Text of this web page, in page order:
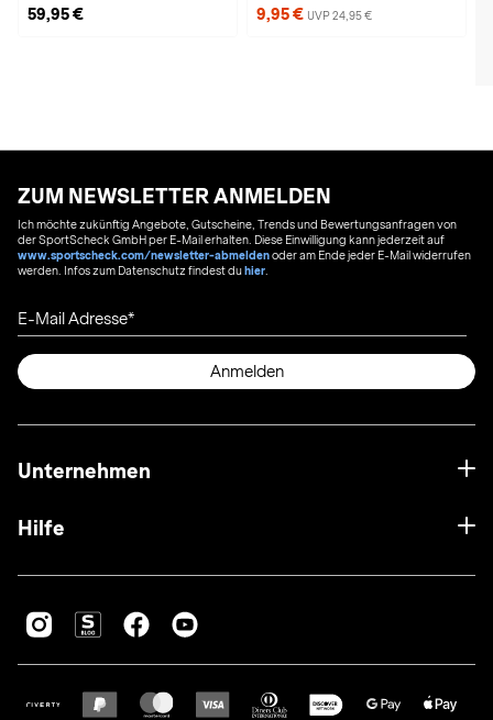
59,95 € 9,95 € UVP 24,95 €
ZUM NEWSLETTER ANMELDEN
Ich möchte zukünftig Angebote, Gutscheine, Trends und Bewertungsanfragen von
der SportScheck GmbH per E-Mail erhalten. Diese Einwilligung kann jederzeit auf
www.sportscheck.com/newsletter-abmeldenoder am Ende jeder E-Mail widerrufen
werden. Infos zum Datenschutz findest duhier
E-Mail Adresse
Anmelden
Unternehmen
Hilfe